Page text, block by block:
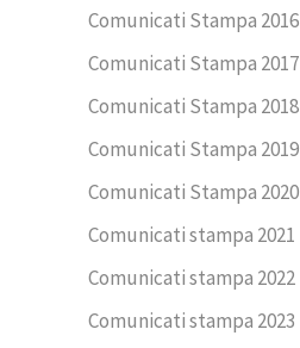
Comunicati Stampa 2016
Comunicati Stampa 2017
Comunicati Stampa 2018
Comunicati Stampa 2019
Comunicati Stampa 2020
Comunicati stampa 2021
Comunicati stampa 2022
Comunicati stampa 2023